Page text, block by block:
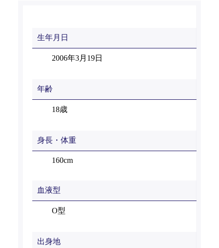
生年月日
2006年3月19日
年齢
18歳
身長・体重
160cm
血液型
O型
出身地